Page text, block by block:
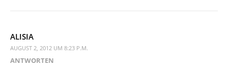
ALISIA
AUGUST 2, 2012 UM 8:23 P.M.
ANTWORTEN